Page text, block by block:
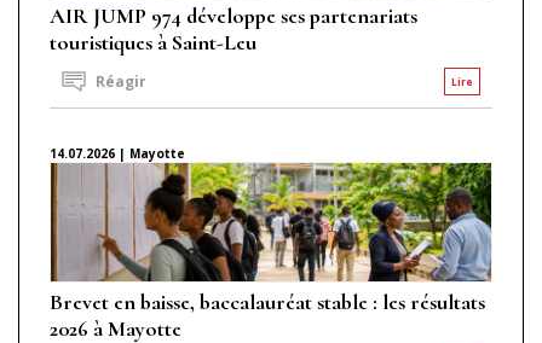
AIR JUMP 974 développe ses partenariats
touristiques à Saint-Leu
Lire
Réagir
14.07.2026 | Mayotte
Brevet en baisse, baccalauréat stable : les résultats
2026 à Mayotte